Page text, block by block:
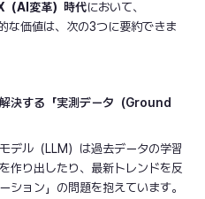
（AI変革）時代において、
価値は、次の3つに要約できま
決する「実測データ（Ground
デル（LLM）は過去データの学習
作り出したり、最新トレンドを反
ション」の問題を抱えています。